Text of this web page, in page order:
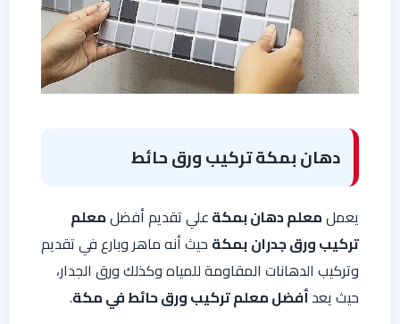
دهان بمكة تركيب ورق حائط
يعملمعلم دهان بمكةعلي تقديم أفضلمعلم
تركيب ورق جدرانبمكة حيث أنه ماهر وبارع في تقديم
وتركيب الدهانات المقاومة للمياه وكذلك ورق الجدار،
حيث يعدأفضل معلم تركيب ورق حائط في مكة.